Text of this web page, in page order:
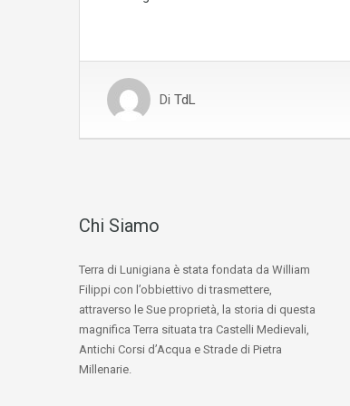
Di TdL
Chi Siamo
Terra di Lunigiana è stata fondata da William
Filippi con l’obbiettivo di trasmettere,
attraverso le Sue proprietà, la storia di questa
magnifica Terra situata tra Castelli Medievali,
Antichi Corsi d’Acqua e Strade di Pietra
Millenarie.